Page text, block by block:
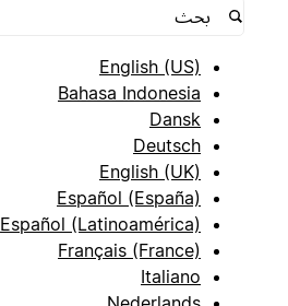
English (US)
Bahasa Indonesia
Dansk
Deutsch
English (UK)
Español (España)
Español (Latinoamérica)
Français (France)
Italiano